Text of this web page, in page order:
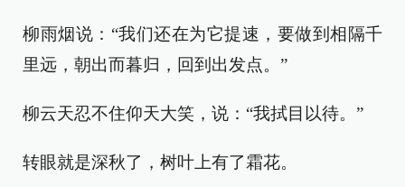
柳雨烟说：“我们还在为它提速，要做到相隔千
里远，朝出而暮归，回到出发点。”
柳云天忍不住仰天大笑，说：“我拭目以待。”
转眼就是深秋了，树叶上有了霜花。